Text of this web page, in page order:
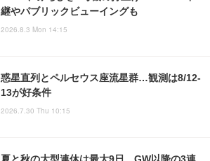
継やパブリックビューイングも
2026.8.3 Mon 14:15
惑星直列とペルセウス座流星群…観測は8/12-
13が好条件
2026.7.30 Thu 10:15
夏と秋の大型連休は最大9日、GW以降の3連